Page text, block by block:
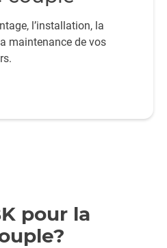
l’installation, la
maintenance de vos
pour la